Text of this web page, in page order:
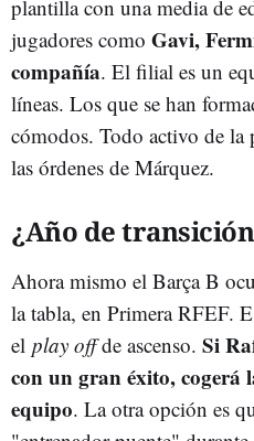
plantilla con una media de
jugadores como Gavi,
compañía. El filial es un
líneas. Los que se han
cómodos. Todo activo de
las órdenes de Márquez.
¿Año de
Ahora mismo el Barça B
la tabla, en Primera RFEF.
el play offde ascenso. Si
con un gran éxito, cogerá
equipo. La otra opción es